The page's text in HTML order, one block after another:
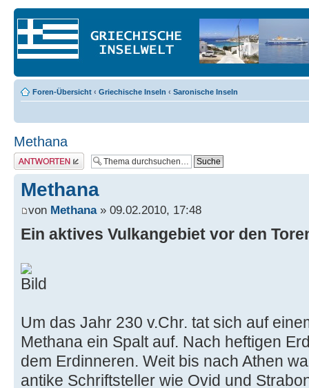
Foren-Übersicht ‹ Griechische Inseln ‹ Saronische Inseln
Methana
Antwort erstellen
Methana
von Methana» 09.02.2010, 17:48
Ein aktives Vulkangebiet vor den
Um das Jahr 230 v.Chr. tat sich auf
Methana ein Spalt auf. Nach heftigen
dem Erdinneren. Weit bis nach Athen
antike Schriftsteller wie Ovid und